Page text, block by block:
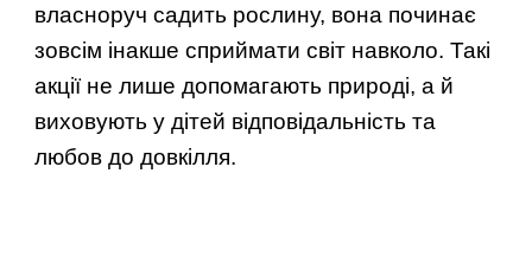
власноруч садить рослину, вона починає
зовсім інакше сприймати світ навколо. Такі
акції не лише допомагають природі, а й
виховують у дітей відповідальність та
любов до довкілля.